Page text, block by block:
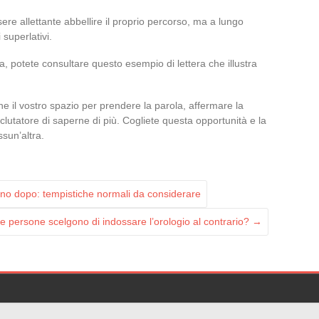
allettante abbellire il proprio percorso, ma a lungo
potete consultare questo esempio di lettera che illustra
il vostro spazio per prendere la parola, affermare la
di saperne di più. Cogliete questa opportunità e la
dopo: tempistiche normali da considerare
persone scelgono di indossare l’orologio al contrario? →